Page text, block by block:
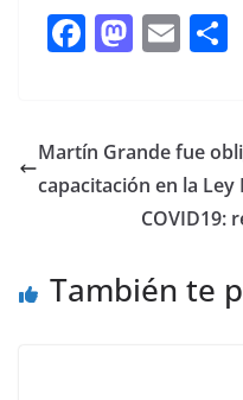
F
b
o
M
d
o
n
E
l
Martín Grande fue
capacitación en la Ley
COVID19:
También te